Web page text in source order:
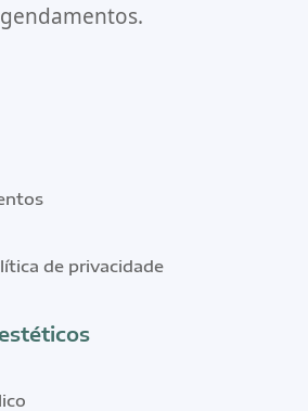
de privacidade